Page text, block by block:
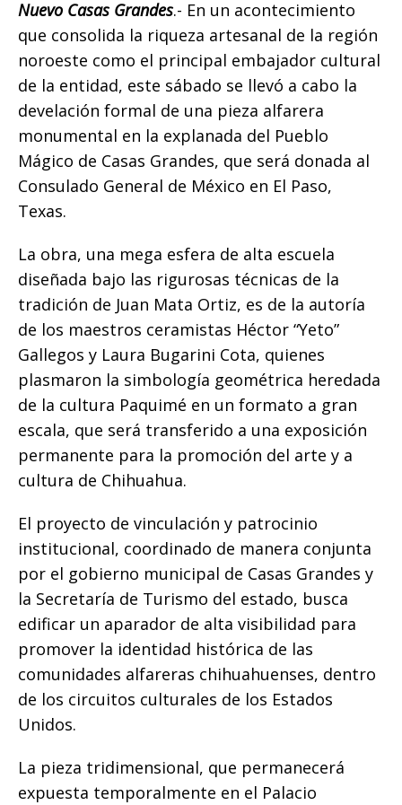
o
o
k
p
p
g
e
r
n
k
ti
r
Nuevo Casas Grandes.- En un acontecimiento
que consolida la riqueza artesanal de la región
noroeste como el principal embajador cultural
de la entidad, este sábado se llevó a cabo la
develación formal de una pieza alfarera
monumental en la explanada del Pueblo
Mágico de Casas Grandes, que será donada al
Consulado General de México en El Paso,
Texas.
La obra, una mega esfera de alta escuela
diseñada bajo las rigurosas técnicas de la
tradición de Juan Mata Ortiz, es de la autoría
de los maestros ceramistas Héctor “Yeto”
Gallegos y Laura Bugarini Cota, quienes
plasmaron la simbología geométrica heredada
de la cultura Paquimé en un formato a gran
escala, que será transferido a una exposición
permanente para la promoción del arte y a
cultura de Chihuahua.
​El proyecto de vinculación y patrocinio
institucional, coordinado de manera conjunta
por el gobierno municipal de Casas Grandes y
la Secretaría de Turismo del estado, busca
edificar un aparador de alta visibilidad para
promover la identidad histórica de las
comunidades alfareras chihuahuenses, dentro
de los circuitos culturales de los Estados
Unidos.
La pieza tridimensional, que permanecerá
expuesta temporalmente en el Palacio